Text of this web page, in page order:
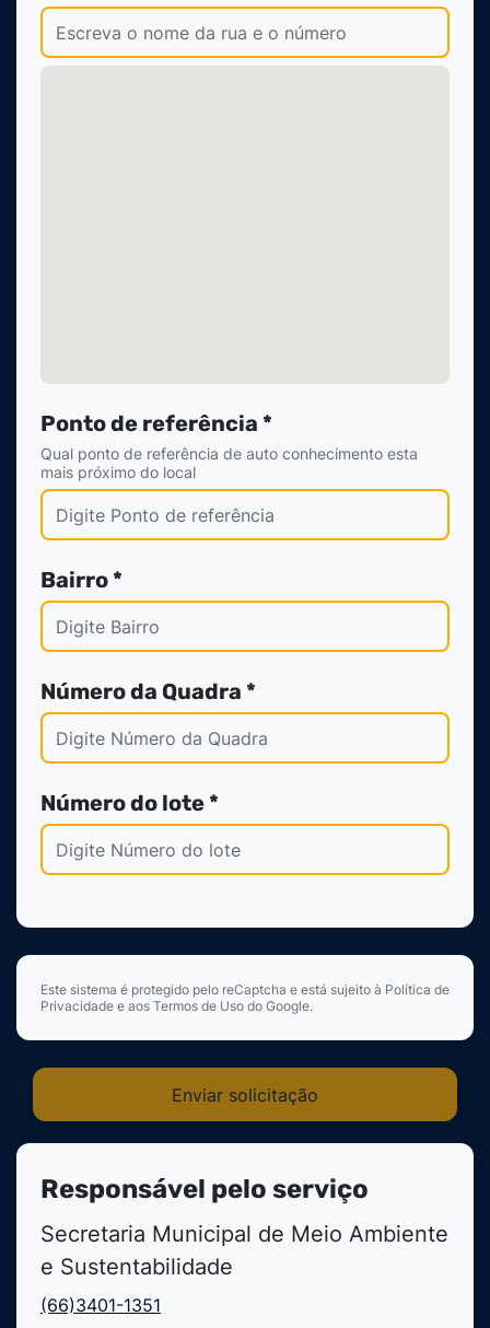
Ponto de referência *
Qual ponto de referência de auto conhecimento esta
mais próximo do local
Bairro *
Número da Quadra *
Número do lote *
Este sistema é protegido pelo reCaptcha e está sujeito à Política de
Privacidade e aos Termos de Uso do Google.
Enviar solicitação
Responsável pelo serviço
Secretaria Municipal de Meio Ambiente
e Sustentabilidade
(66)3401-1351